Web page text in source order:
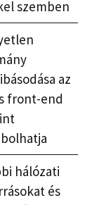
szemben
az
front-end
hálózati
és